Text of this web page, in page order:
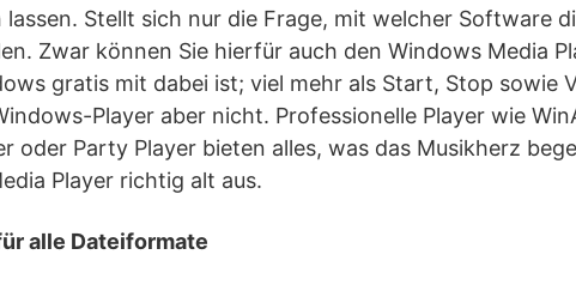
lassen. Stellt sich nur die Frage, mit welcher Software
Zwar können Sie hierfür auch den Windows Media
gratis mit dabei ist; viel mehr als Start, Stop sowie
Player aber nicht. Professionelle Player wie
oder Party Player bieten alles, was das Musikherz
Player richtig alt aus.
alle Dateiformate